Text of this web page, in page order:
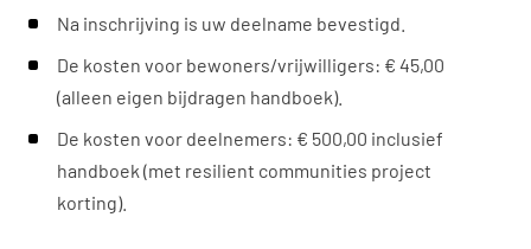
Na inschrijving is uw deelname bevestigd.
De kosten voor bewoners/vrijwilligers: € 45,00
(alleen eigen bijdragen handboek).
De kosten voor deelnemers: € 500,00 inclusief
handboek (met resilient communities project
korting).